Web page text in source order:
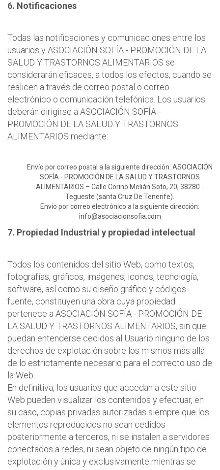
6. Notificaciones
Todas las notificaciones y comunicaciones entre los
usuarios y ASOCIACIÓN SOFÍA - PROMOCIÓN DE LA
SALUD Y TRASTORNOS ALIMENTARIOS se
considerarán eficaces, a todos los efectos, cuando se
realicen a través de correo postal o correo
electrónico o comunicación telefónica. Los usuarios
deberán dirigirse a ASOCIACIÓN SOFÍA -
PROMOCIÓN DE LA SALUD Y TRASTORNOS
ALIMENTARIOS mediante:
Envío por correo postal a la siguiente dirección: ASOCIACIÓN
SOFÍA - PROMOCIÓN DE LA SALUD Y TRASTORNOS
ALIMENTARIOS – Calle Corino Melián Soto, 20, 38280 -
Tegueste (santa Cruz De Tenerife).
Envío por correo electrónico a la siguiente dirección:
info@asociacionsofia.com
7. Propiedad Industrial y propiedad intelectual
Todos los contenidos del sitio Web, como textos,
fotografías, gráficos, imágenes, iconos, tecnología,
software, así como su diseño gráfico y códigos
fuente, constituyen una obra cuya propiedad
pertenece a ASOCIACIÓN SOFÍA - PROMOCIÓN DE
LA SALUD Y TRASTORNOS ALIMENTARIOS, sin que
puedan entenderse cedidos al Usuario ninguno de los
derechos de explotación sobre los mismos más allá
de lo estrictamente necesario para el correcto uso de
la Web.
En definitiva, los usuarios que accedan a este sitio
Web pueden visualizar los contenidos y efectuar, en
su caso, copias privadas autorizadas siempre que los
elementos reproducidos no sean cedidos
posteriormente a terceros, ni se instalen a servidores
conectados a redes, ni sean objeto de ningún tipo de
explotación y única y exclusivamente mientras se